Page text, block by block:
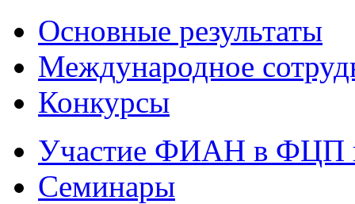
Основные результаты
Международное
Конкурсы
Участие ФИАН в ФЦП
Семинары